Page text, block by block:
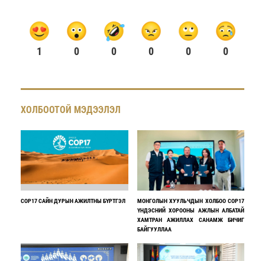
1 0 0 0 0 0
ХОЛБООТОЙ МЭДЭЭЛЭЛ
COP17 САЙН ДУРЫН АЖИЛТНЫ БҮРТГЭЛ
МОНГОЛЫН ХУУЛЬЧДЫН ХОЛБОО COP17
ҮНДЭСНИЙ ХОРООНЫ АЖЛЫН АЛБАТАЙ
ХАМТРАН АЖИЛЛАХ САНАМЖ БИЧИГ
БАЙГУУЛЛАА